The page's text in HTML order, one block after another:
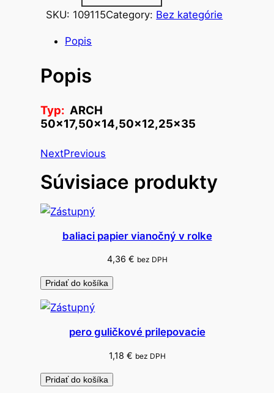
ž
s
t
o
f
l
a
a
k
i
a
n
č
á
SKU: 109115Category: Bez kategórie
Popis
Popis
Typ: ARCH
50×17,50×14,50×12,25×35
NextPrevious
Súvisiace produkty
baliaci papier vianočný v rolke
4,36 € bez DPH
Pridať do košíka
pero guličkové prilepovacie
1,18 € bez DPH
Pridať do košíka